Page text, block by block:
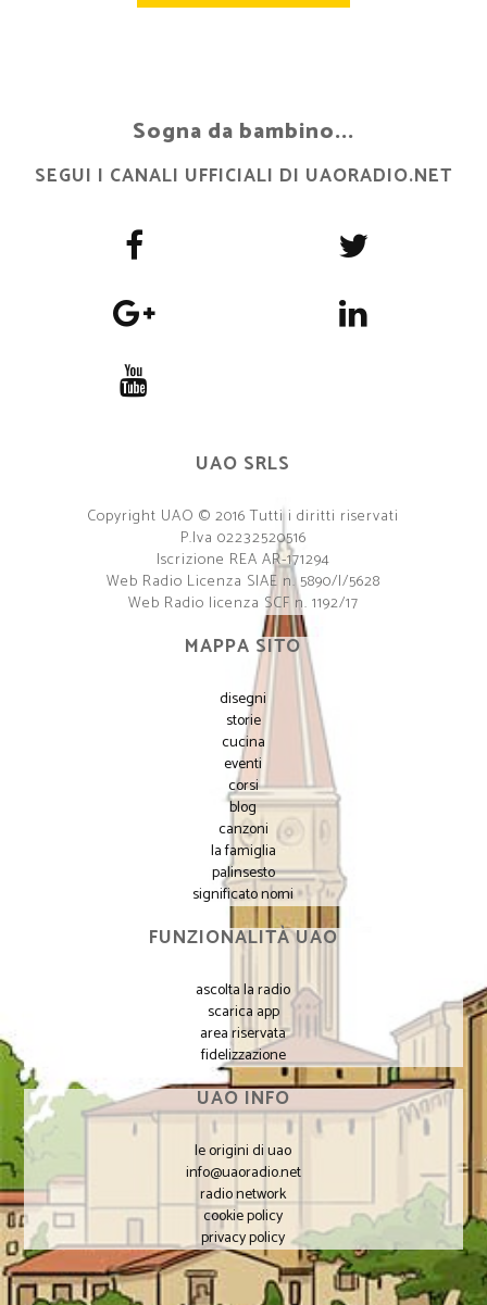
Sogna da bambino...
SEGUI I CANALI UFFICIALI DI UAORADIO.NET
UAO SRLS
Copyright UAO © 2016 Tutti i diritti riservati
P.Iva 02232520516
Iscrizione REA AR-171294
Web Radio Licenza SIAE n. 5890/I/5628
Web Radio licenza SCF n. 1192/17
MAPPA SITO
disegni
storie
cucina
eventi
corsi
blog
canzoni
la famiglia
palinsesto
significato nomi
FUNZIONALITÀ UAO
ascolta la radio
scarica app
area riservata
fidelizzazione
UAO INFO
le origini di uao
info@uaoradio.net
radio network
cookie policy
privacy policy